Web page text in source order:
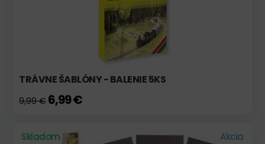
TRÁVNE ŠABLÓNY - BALENIE 5KS
9,99 € 6,99 €
Skladom Akcia